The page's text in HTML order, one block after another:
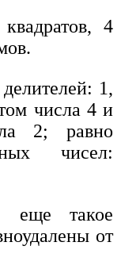
4
1,
числа 4 и
2; равно
чисел:
еще такое
от